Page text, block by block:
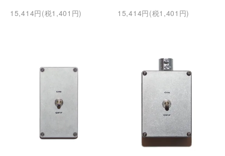
15,414円(税1,401円)
15,414円(税1,401円)